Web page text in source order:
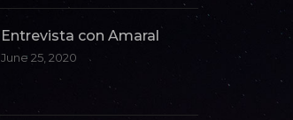
Entrevista con Amaral
June 25, 2020